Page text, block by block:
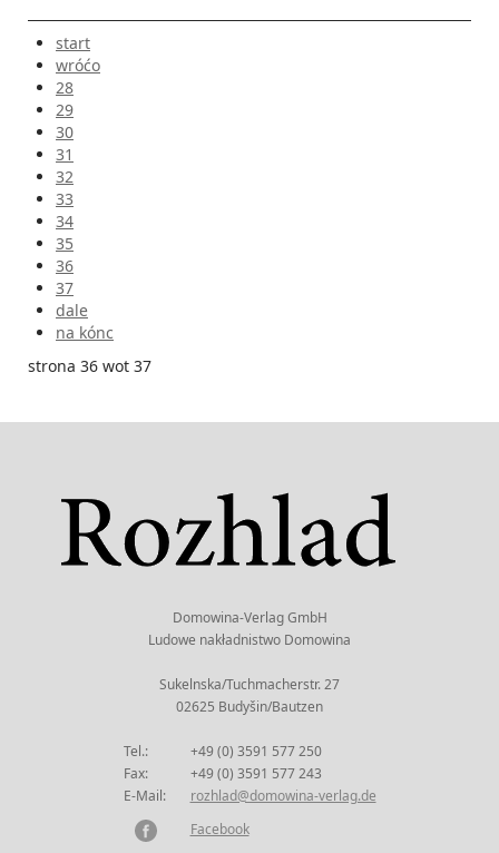
start
wróćo
28
29
30
31
32
33
34
35
36
37
dale
na kónc
strona 36 wot 37
Domowina-Verlag GmbH
Ludowe nakładnistwo Domowina
Sukelnska/Tuchmacherstr. 27
02625 Budyšin/Bautzen
Tel.:
+49 (0) 3591 577 250
Fax:
+49 (0) 3591 577 243
E-Mail:
rozhlad@domowina-verlag.de
Facebook